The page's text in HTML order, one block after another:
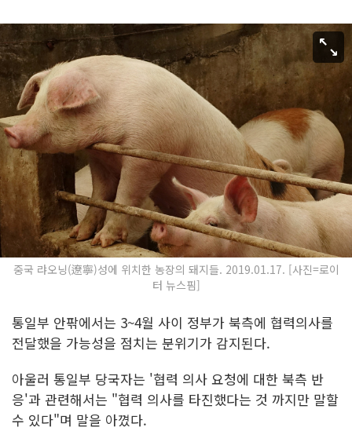
중국 랴오닝(遼寧)성에 위치한 농장의 돼지들. 2019.01.17. [사진=로이
터 뉴스핌]
통일부 안팎에서는 3~4월 사이 정부가 북측에 협력의사를
전달했을 가능성을 점치는 분위기가 감지된다.
아울러 통일부 당국자는 '협력 의사 요청에 대한 북측 반
응'과 관련해서는 "협력 의사를 타진했다는 것 까지만 말할
수 있다"며 말을 아꼈다.